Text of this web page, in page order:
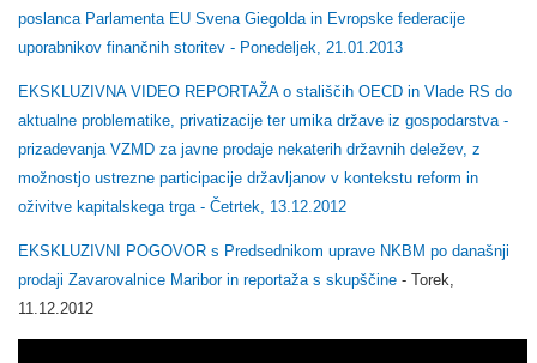
poslanca Parlamenta EU Svena Giegolda in Evropske federacije
uporabnikov finančnih storitev - Ponedeljek, 21.01.2013
EKSKLUZIVNA VIDEO REPORTAŽA o stališčih OECD in Vlade RS do
aktualne problematike, privatizacije ter umika države iz gospodarstva -
prizadevanja VZMD za javne prodaje nekaterih državnih deležev, z
možnostjo ustrezne participacije državljanov v kontekstu reform in
oživitve kapitalskega trga - Četrtek, 13.12.2012
EKSKLUZIVNI POGOVOR s Predsednikom uprave NKBM po današnji
prodaji Zavarovalnice Maribor in reportaža s skupščine - Torek,
11.12.2012